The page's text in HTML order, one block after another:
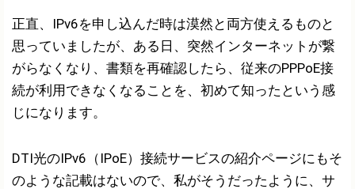
正直、IPv6を申し込んだ時は漠然と両方使えるものと
思っていましたが、ある日、突然インターネットが繋
がらなくなり、書類を再確認したら、従来のPPPoE接
続が利用できなくなることを、初めて知ったという感
じになります。
DTI光のIPv6（IPoE）接続サービスの紹介ページにもそ
のような記載はないので、私がそうだったように、サ